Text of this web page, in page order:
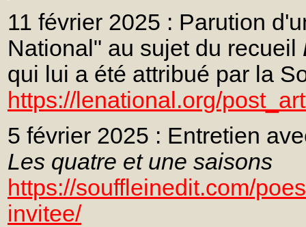
11 février 2025 : Parution
National" au sujet du recueil
qui lui a été attribué par la
https://lenational.org/
5 février 2025 : Entretien
Les quatre et une saisons
https://souffleinedit.com/
invitee/